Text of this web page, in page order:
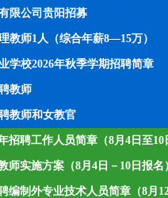
限公司贵阳招募
教师1人（综合年薪8—15万）
学校2026年秋季学期招聘简章
教师
教师和女教官
招聘工作人员简章（8月4日至10
师实施方案（8月4日－10日报名
编制外专业技术人员简章（8月